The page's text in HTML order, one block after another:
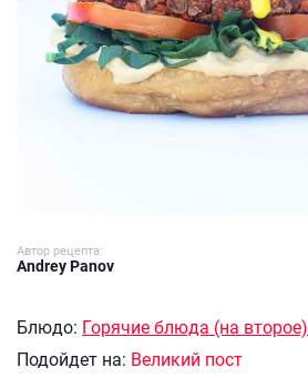
Автор рецепта:
Andrey Panov
Блюдо: Горячие блюда (на второе)
Подойдет на: Великий пост